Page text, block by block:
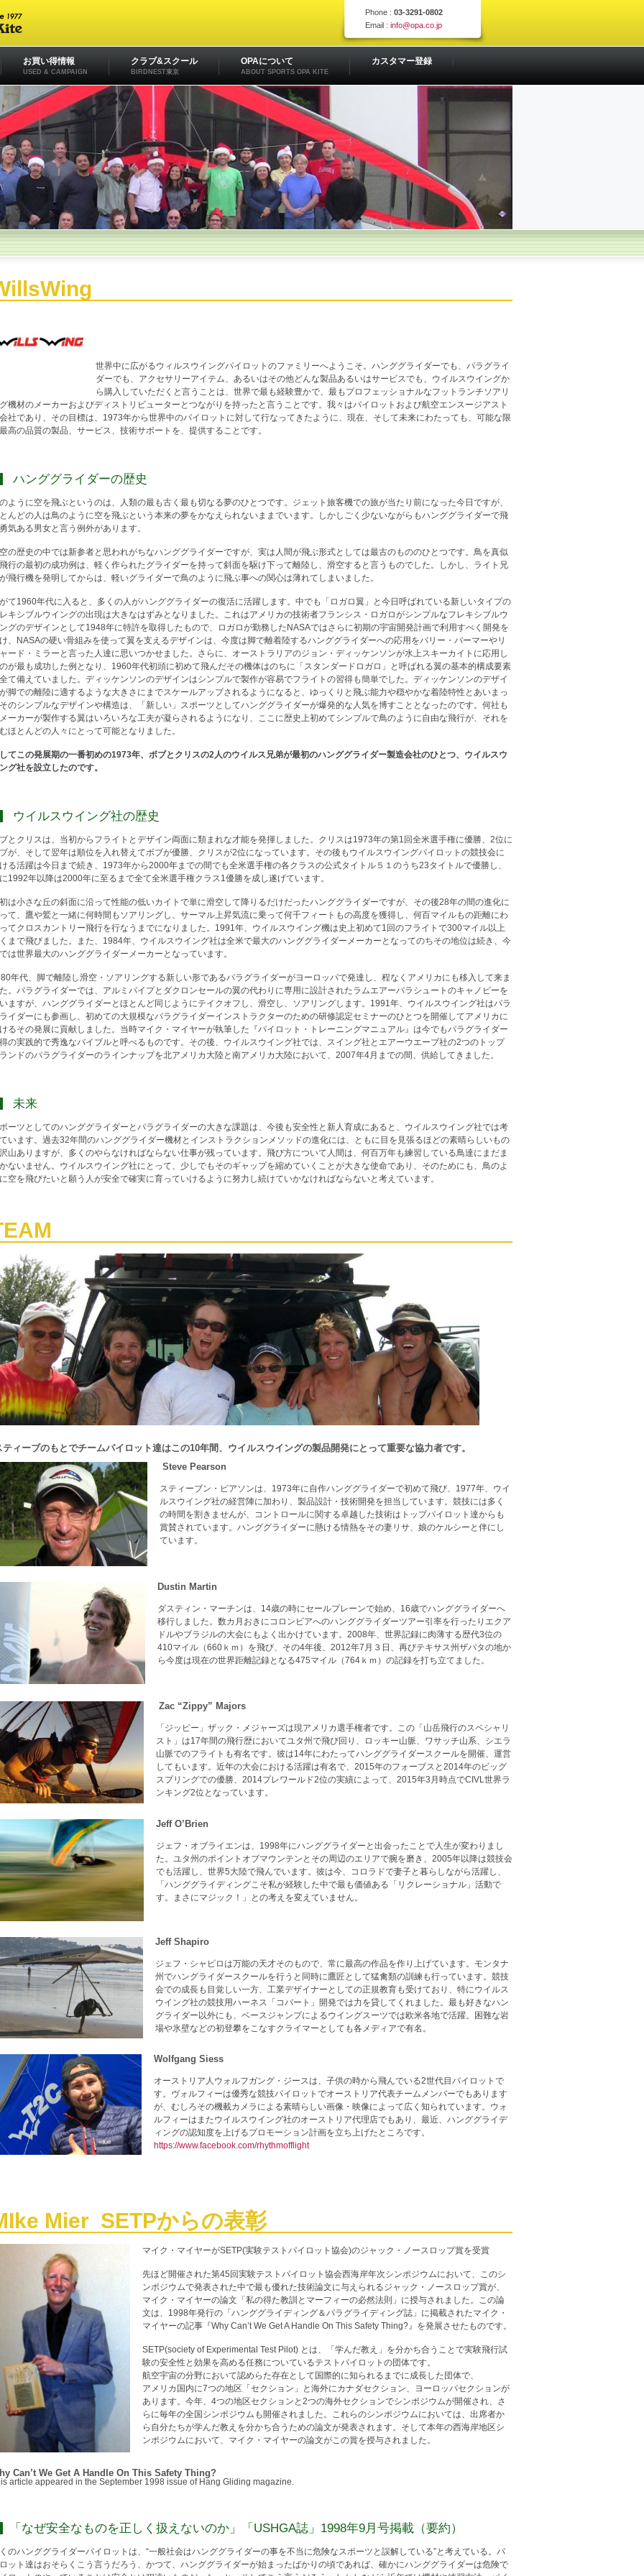
Phone : 03-3291-0802
Email : info@opa.co.jp
お買い得情報
USED & CAMPAIGN
クラブ&スクール
BIRDNEST東京
OPAについて
ABOUT SPORTS OPA KITE
カスタマー登録
世界中に広がるウィルスウイングパイロットのファミリーへようこそ。ハンググライダーでも、パラグライ
ダーでも、アクセサリーアイテム、あるいはその他どんな製品あるいはサービスでも、ウイルスウイングか
ら購入していただくと言うことは、世界で最も経験豊かで、最もプロフェッショナルなフットランチソアリ
機材のメーカーおよびディストリビューターとつながりを持ったと言うことです。我々はパイロットおよび航空エンスージアスト
社であり、その目標は、1973年から世界中のパイロットに対して行なってきたように、現在、そして未来にわたっても、可能な限
高の品質の製品、サービス、技術サポートを、提供することです。
ハンググライダーの歴史
ように空を飛ぶというのは、人類の最も古く最も切なる夢のひとつです。ジェット旅客機での旅が当たり前になった今日ですが、
んどの人は鳥のように空を飛ぶという本来の夢をかなえられないままでいます。しかしごく少ないながらもハンググライダーで飛
気ある男女と言う例外があります。
の歴史の中では新参者と思われがちなハンググライダーですが、実は人間が飛ぶ形式としては最古のもののひとつです。鳥を真似
行の最初の成功例は、軽く作られたグライダーを持って斜面を駆け下って離陸し、滑空すると言うものでした。しかし、ライト兄
飛行機を発明してからは、軽いグライダーで鳥のように飛ぶ事への関心は薄れてしまいました。
て1960年代に入ると、多くの人がハンググライダーの復活に活躍します。中でも「ロガロ翼」と今日呼ばれている新しいタイプの
キシブルウイングの出現は大きなはずみとなりました。これはアメリカの技術者フランシス・ロガロがシンプルなフレキシブルウ
グのデザインとして1948年に特許を取得したもので、ロガロが勤務したNASAではさらに初期の宇宙開発計画で利用すべく開発を
、NASAの硬い骨組みを使って翼を支えるデザインは、今度は脚で離着陸するハンググライダーへの応用をバリー・パーマーやリ
ード・ミラーと言った人達に思いつかせました。さらに、オーストラリアのジョン・ディッケンソンが水上スキーカイトに応用し
が最も成功した例となり、1960年代初頭に初めて飛んだその機体はのちに「スタンダードロガロ」と呼ばれる翼の基本的構成要素
て備えていました。ディッケンソンのデザインはシンプルで製作が容易でフライトの習得も簡単でした。ディッケンソンのデザイ
脚での離陸に適するような大きさにまでスケールアップされるようになると、ゆっくりと飛ぶ能力や穏やかな着陸特性とあいまっ
のシンプルなデザインや構造は、「新しい」スポーツとしてハンググライダーが爆発的な人気を博すこととなったのです。何社も
ーカーが製作する翼はいろいろな工夫が凝らされるようになり、ここに歴史上初めてシンプルで鳥のように自由な飛行が、それを
ほとんどの人々にとって可能となりました。
てこの発展期の一番初めの1973年、ボブとクリスの2人のウイルス兄弟が最初のハンググライダー製造会社のひとつ、ウイルスウ
グ社を設立したのです。
ウイルスウイング社の歴史
とクリスは、当初からフライトとデザイン両面に類まれな才能を発揮しました。クリスは1973年の第1回全米選手権に優勝、2位に
が、そして翌年は順位を入れ替えてボブが優勝、クリスが2位になっています。その後もウイルスウイングパイロットの競技会に
る活躍は今日まで続き、1973年から2000年までの間でも全米選手権の各クラスの公式タイトル５１のうち23タイトルで優勝し、
1992年以降は2000年に至るまで全て全米選手権クラス1優勝を成し遂げています。
は小さな丘の斜面に沿って性能の低いカイトで単に滑空して降りるだけだったハンググライダーですが、その後28年の間の進化に
て、鷹や鷲と一緒に何時間もソアリングし、サーマル上昇気流に乗って何千フィートもの高度を獲得し、何百マイルもの距離にわ
てクロスカントリー飛行を行なうまでになりました。1991年、ウイルスウイング機は史上初めて1回のフライトで300マイル以上
まで飛びました。また、1984年、ウイルスウイング社は全米で最大のハンググライダーメーカーとなってのちその地位は続き、今
は世界最大のハンググライダーメーカーとなっています。
年代、脚で離陸し滑空・ソアリングする新しい形であるパラグライダーがヨーロッパで発達し、程なくアメリカにも移入して来ま
。パラグライダーでは、アルミパイプとダクロンセールの翼の代わりに専用に設計されたラムエアーパラシュートのキャノピーを
ますが、ハンググライダーとほとんど同じようにテイクオフし、滑空し、ソアリングします。1991年、ウイルスウイング社はパラ
イダーにも参画し、初めての大規模なパラグライダーインストラクターのための研修認定セミナーのひとつを開催してアメリカに
るその発展に貢献しました。当時マイク・マイヤーが執筆した『パイロット・トレーニングマニュアル』は今でもパラグライダー
の実践的で秀逸なバイブルと呼べるものです。その後、ウイルスウイング社では、スイング社とエアーウエーブ社の2つのトップ
ンドのパラグライダーのラインナップを北アメリカ大陸と南アメリカ大陸において、2007年4月までの間、供給してきました。
未来
ーツとしてのハンググライダーとパラグライダーの大きな課題は、今後も安全性と新人育成にあると、ウイルスウイング社では考
います。過去32年間のハンググライダー機材とインストラクションメソッドの進化には、ともに目を見張るほどの素晴らしいもの
山ありますが、多くのやらなければならない仕事が残っています。飛び方について人間は、何百万年も練習している鳥達にまだま
ないません。ウイルスウイング社にとって、少しでもそのギャップを縮めていくことが大きな使命であり、そのためにも、鳥のよ
空を飛びたいと願う人が安全で確実に育っていけるように努力し続けていかなければならないと考えています。
ィーブのもとでチームパイロット達はこの10年間、ウイルスウイングの製品開発にとって重要な協力者です。
Steve Pearson
スティーブン・ピアソンは、1973年に自作ハンググライダーで初めて飛び、1977年、ウイ
ルスウイング社の経営陣に加わり、製品設計・技術開発を担当しています。競技には多く
の時間を割きませんが、コントロールに関する卓越した技術はトップパイロット達からも
賞賛されています。ハンググライダーに懸ける情熱をその妻リサ、娘のケルシーと伴にし
ています。
Dustin Martin
ダスティン・マーチンは、14歳の時にセールプレーンで始め、16歳でハンググライダーへ
移行しました。数カ月おきにコロンビアへのハンググライダーツアー引率を行ったりエクア
ドルやブラジルの大会にもよく出かけています。2008年、世界記録に肉薄する歴代3位の
410マイル（660ｋｍ）を飛び、その4年後、2012年7月３日、再びテキサス州ザパタの地か
ら今度は現在の世界距離記録となる475マイル（764ｋｍ）の記録を打ち立てました。
Zac “Zippy” Majors
「ジッピー」ザック・メジャーズは現アメリカ選手権者です。この「山岳飛行のスペシャリ
スト」は17年間の飛行歴においてユタ州で飛び回り、ロッキー山脈、ワサッチ山系、シエラ
山脈でのフライトも有名です。彼は14年にわたってハンググライダースクールを開催、運営
してもいます。近年の大会における活躍は有名で、2015年のフォーブスと2014年のビッグ
スプリングでの優勝、2014プレワールド2位の実績によって、2015年3月時点でCIVL世界ラ
ンキング2位となっています。
Jeff O’Brien
ジェフ・オブライエンは、1998年にハンググライダーと出会ったことで人生が変わりまし
た。ユタ州のポイントオブマウンテンとその周辺のエリアで腕を磨き、2005年以降は競技会
でも活躍し、世界5大陸で飛んでいます。彼は今、コロラドで妻子と暮らしながら活躍し、
「ハンググライディングこそ私が経験した中で最も価値ある「リクレーショナル」活動で
す。まさにマジック！」との考えを変えていません。
Jeff Shapiro
ジェフ・シャピロは万能の天才そのもので、常に最高の作品を作り上げています。モンタナ
州でハングライダースクールを行うと同時に鷹匠として猛禽類の訓練も行っています。競技
会での成長も目覚しい一方、工業デザイナーとしての正規教育も受けており、特にウイルス
ウイング社の競技用ハーネス「コバート」開発では力を貸してくれました。最も好きなハン
グライダー以外にも、ベースジャンプによるウイングスーツでは欧米各地で活躍。困難な岩
場や氷壁などの初登攀をこなすクライマーとしても各メディアで有名。
Wolfgang Siess
オーストリア人ウォルフガング・ジースは、子供の時から飛んでいる2世代目パイロットで
す。ヴォルフィーは優秀な競技パイロットでオーストリア代表チームメンバーでもあります
が、むしろその機載カメラによる素晴らしい画像・映像によって広く知られています。ウォ
ルフィーはまたウイルスウイング社のオーストリア代理店でもあり、最近、ハンググライデ
ィングの認知度を上げるプロモーション計画を立ち上げたところです。
https://www.facebook.com/rhythmofflight
Mier SETPからの表彰
マイク・マイヤーがSETP(実験テストパイロット協会)のジャック・ノースロップ賞を受賞
先ほど開催された第45回実験テストパイロット協会西海岸年次シンポジウムにおいて、このシ
ンポジウムで発表された中で最も優れた技術論文に与えられるジャック・ノースロップ賞が、
マイク・マイヤーの論文「私の得た教訓とマーフィーの必然法則」に授与されました。この論
文は、1998年発行の「ハンググライディング＆パラグライディング誌」に掲載されたマイク・
マイヤーの記事『Why Can’t We Get A Handle On This Safety Thing?』を発展させたものです。
SETP(society of Experimental Test Pilot) とは、「学んだ教え」を分かち合うことで実験飛行試
験の安全性と効果を高める任務についているテストパイロットの団体です。
航空宇宙の分野において認めらた存在として国際的に知られるまでに成長した団体で、
アメリカ国内に7つの地区「セクション」と海外にカナダセクション、ヨーロッパセクションが
あります。今年、4つの地区セクションと2つの海外セクションでシンポジウムが開催され、さ
らに毎年の全国シンポジウムも開催されました。これらのシンポジウムにおいては、出席者か
ら自分たちが学んだ教えを分かち合うための論文が発表されます。そして本年の西海岸地区シ
ンポジウムにおいて、マイク・マイヤーの論文がこの賞を授与されました。
Can’t We Get A Handle On This Safety Thing?
article appeared in the September 1998 issue of Hang Gliding magazine.
「なぜ安全なものを正しく扱えないのか」「USHGA誌」1998年9月号掲載（要約）
のハンググライダーパイロットは、“一般社会はハンググライダーの事を不当に危険なスポーツと誤解している”と考えている。パ
ット達はおそらくこう言うだろう、かつて、ハンググライダーが始まったばかりの頃であれば、確かにハンググライダーは危険で